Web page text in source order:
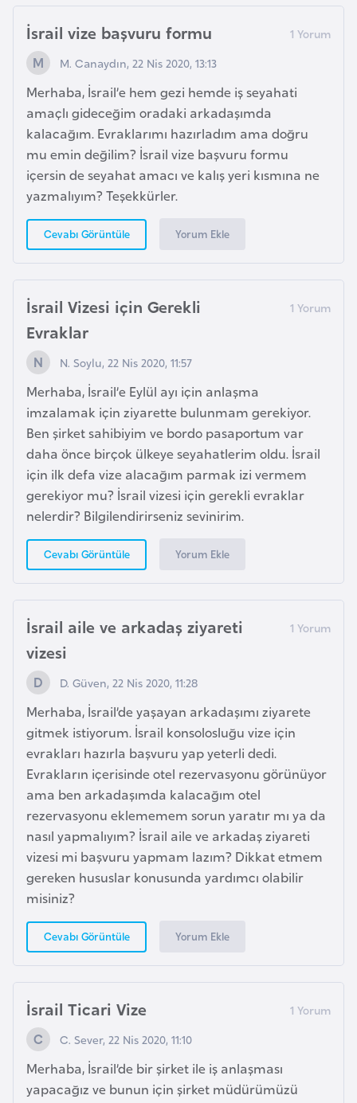
İsrail vize başvuru formu
M. Canaydın, 22 Nis 2020, 13:13
Merhaba, İsrail’e hem gezi hemde iş seyahati
amaçlı gideceğim oradaki arkadaşımda
kalacağım. Evraklarımı hazırladım ama doğru
mu emin değilim? İsrail vize başvuru formu
içersin de seyahat amacı ve kalış yeri kısmına ne
yazmalıyım? Teşekkürler.
Cevabı Görüntüle Yorum Ekle
İsrail Vizesi için Gerekli
Evraklar
N. Soylu, 22 Nis 2020, 11:57
Merhaba, İsrail’e Eylül ayı için anlaşma
imzalamak için ziyarette bulunmam gerekiyor.
Ben şirket sahibiyim ve bordo pasaportum var
daha önce birçok ülkeye seyahatlerim oldu. İsrail
için ilk defa vize alacağım parmak izi vermem
gerekiyor mu? İsrail vizesi için gerekli evraklar
nelerdir? Bilgilendirirseniz sevinirim.
Cevabı Görüntüle Yorum Ekle
İsrail aile ve arkadaş ziyareti
vizesi
D. Güven, 22 Nis 2020, 11:28
Merhaba, İsrail’de yaşayan arkadaşımı ziyarete
gitmek istiyorum. İsrail konsolosluğu vize için
evrakları hazırla başvuru yap yeterli dedi.
Evrakların içerisinde otel rezervasyonu görünüyor
ama ben arkadaşımda kalacağım otel
rezervasyonu eklememem sorun yaratır mı ya da
nasıl yapmalıyım? İsrail aile ve arkadaş ziyareti
vizesi mi başvuru yapmam lazım? Dikkat etmem
gereken hususlar konusunda yardımcı olabilir
misiniz?
Cevabı Görüntüle Yorum Ekle
İsrail Ticari Vize
C. Sever, 22 Nis 2020, 11:10
Merhaba, İsrail’de bir şirket ile iş anlaşması
yapacağız ve bunun için şirket müdürümüzü
i
s
t
a
n
H
ı
r
v
a
t
i
t
a
n
H
o
l
l
a
n
d
a
İ
g
i
l
t
e
r
e
I
r
a
k
r
l
a
d
a